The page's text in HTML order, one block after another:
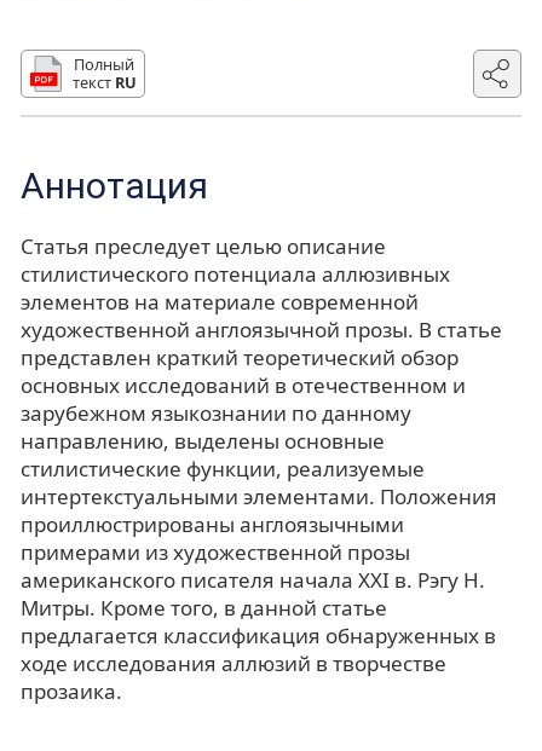
Полный
текст RU
Аннотация
Статья преследует целью описание
стилистического потенциала аллюзивных
элементов на материале современной
художественной англоязычной прозы. В статье
представлен краткий теоретический обзор
основных исследований в отечественном и
зарубежном языкознании по данному
направлению, выделены основные
стилистические функции, реализуемые
интертекстуальными элементами. Положения
проиллюстрированы англоязычными
примерами из художественной прозы
американского писателя начала XXI в. Рэгу Н.
Митры. Кроме того, в данной статье
предлагается классификация обнаруженных в
ходе исследования аллюзий в творчестве
прозаика.